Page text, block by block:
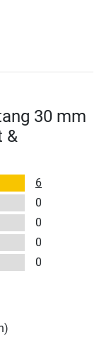
30 mm
&
6
0
0
0
0